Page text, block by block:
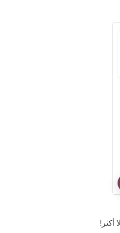
لا أكثر!